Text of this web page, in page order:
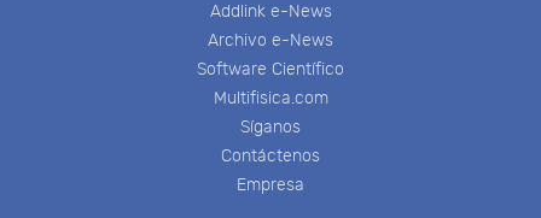
Addlink e-News
Archivo e-News
Software Científico
Multifisica.com
Síganos
Contáctenos
Empresa